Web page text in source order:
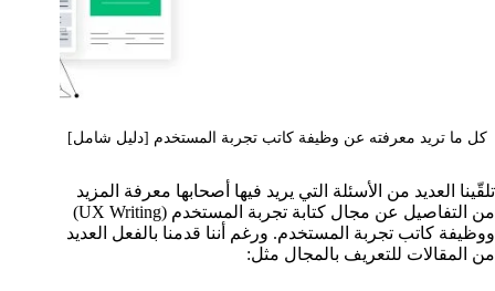
كل ما تريد معرفته عن وظيفة كاتب تجربة المستخدم [دليل شامل]
تلقّينا العديد من الأسئلة التي يريد فيها أصحابها معرفة المزيد
من التفاصيل عن مجال كتابة تجربة المستخدم (UX Writing)
ووظيفة كاتب تجربة المستخدم. ورغم أننا قدمنا بالفعل العديد
من المقالات للتعريف بالمجال مثل: